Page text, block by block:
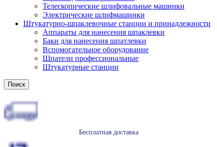
Телескопические шлифовальные машинки
Электрические шлифмашинки
Штукатурно-шпаклевочные станции и принадлежности
Аппараты для нанесения шпаклевки
Баки для нанесения шпатлевки
Вспомогательное оборудование
Шпатели профессиональные
Штукатурные станции
Поиск
Бесплатная доставка